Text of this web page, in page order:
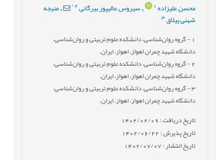
محسن علیزاده1
,سیروس عالیپور بیرگانی 2
*
,منیجه
شهنی ییلاق 3
- گروه روان‌شناسی، دانشکده علوم تربیتی و روان‌شناسی،
دانشگاه شهید چمران اهواز، اهواز، ایران.
2- گروه روان‌شناسی، دانشکده علوم تربیتی و روان‌شناسی،
دانشگاه شهید چمران اهواز، اهواز، ایران.
3- گروه روان‌شناسی، دانشکده علوم تربیتی و روان‌شناسی،
دانشگاه شهید چمران اهواز، اهواز، ایران.
تاریخ دریافت : 1402/02/09
تاریخ پذیرش : 1402/06/22
تاریخ انتشار : 1402/07/07